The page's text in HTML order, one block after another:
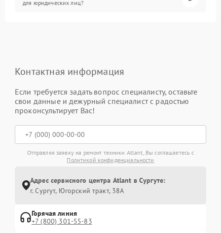
для юридических лиц?
Контактная информация
Если требуется задать вопрос специалисту, оставьте
свои данные и дежурный специалист с радостью
проконсультирует Вас!
Отправляя заявку на ремонт техники Atlant, Вы соглашаетесь с
Политикой конфиденциальности
Адрес сервисного центра Atlant в Сургуте:
г. Сургут, Югорский тракт, 38А
Горячая линия
+7 (800) 301-55-83